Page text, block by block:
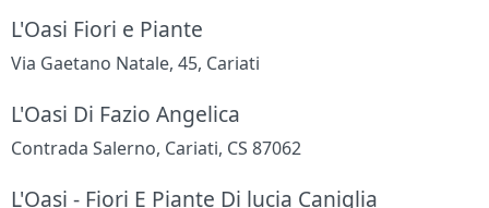
L'Oasi Fiori e Piante
Via Gaetano Natale, 45, Cariati
L'Oasi Di Fazio Angelica
Contrada Salerno, Cariati, CS 87062
L'Oasi - Fiori E Piante Di lucia Caniglia